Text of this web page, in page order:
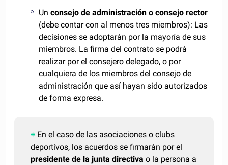
Unconsejo de administración o consejo rector
(debe contar con al menos tres miembros): Las
decisiones se adoptarán por la mayoría de sus
miembros. La firma del contrato se podrá
realizar por el consejero delegado, o por
cualquiera de los miembros del consejo de
administración que así hayan sido autorizados
de forma expresa.
En el caso de las asociaciones o clubs
deportivos, los acuerdos se firmarán por el
presidente de la junta directiva o la persona a